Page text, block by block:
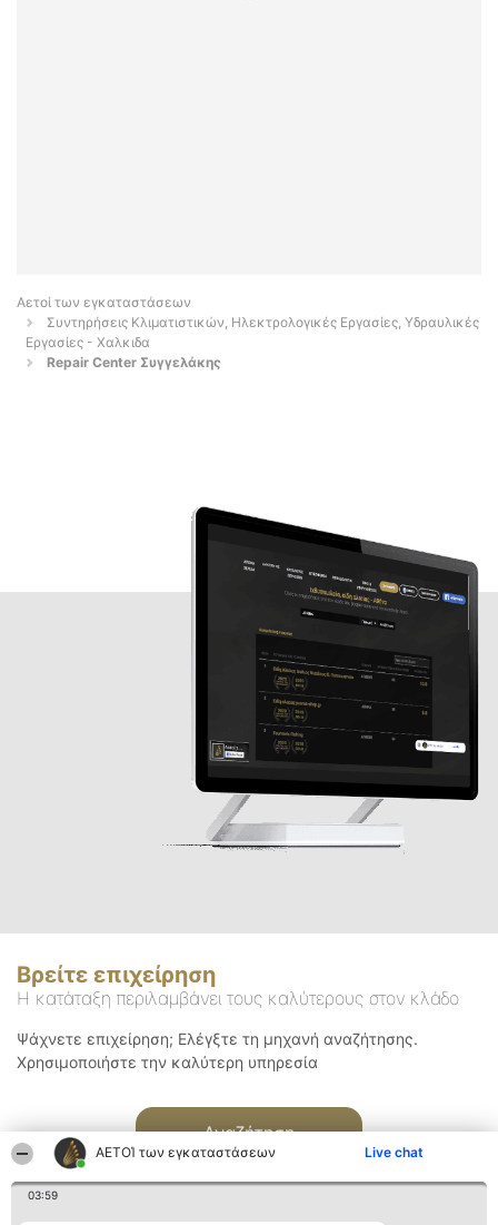
ΑΕΤΟΊ των εγκαταστάσεων Live chat
03:59
Αετοί των εγκαταστάσεων
Συντηρήσεις Κλιματιστικών, Ηλεκτρολογικές Εργασίες, Υδραυλικές
Εργασίες - Χαλκιδα
Repair Center Συγγελάκης
Βρείτε επιχείρηση
Η κατάταξη περιλαμβάνει τους καλύτερους στον κλάδο
Ψάχνετε επιχείρηση; Ελέγξτε τη μηχανή αναζήτησης.
Χρησιμοποιήστε την καλύτερη υπηρεσία
Αναζήτηση